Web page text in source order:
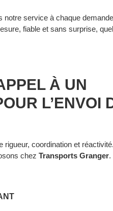
notre service à chaque
, fiable et sans surprise,
À UN
L’ENVOI
rigueur, coordination et réactivité.
chez Transports Granger.